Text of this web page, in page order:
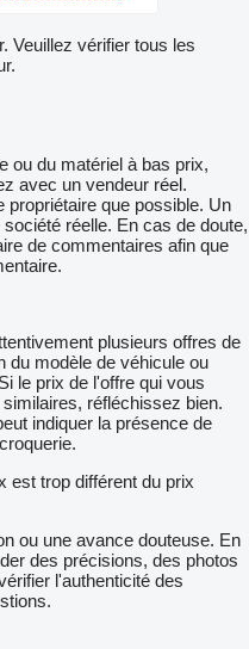
Veuillez vérifier tous les
ou du matériel à bas prix,
avec un vendeur réel.
que possible. Un
réelle. En cas de doute,
de commentaires afin que
plusieurs offres de
du modèle de véhicule ou
le prix de l'offre qui vous
réfléchissez bien.
indiquer la présence de
est trop différent du prix
ou une avance douteuse. En
des précisions, des photos
l'authenticité des